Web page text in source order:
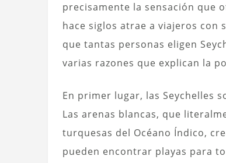
precisamente la sensación que
hace siglos atrae a viajeros con
que tantas personas eligen
varias razones que explican la
En primer lugar, las Seychelles
Las arenas blancas, que
turquesas del Océano Índico,
pueden encontrar playas para